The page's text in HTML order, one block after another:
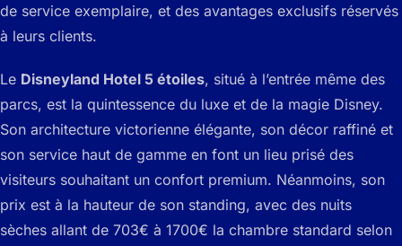
de service exemplaire, et des avantages exclusifs réservés
à leurs clients.
Le Disneyland Hotel 5 étoiles, situé à l’entrée même des
parcs, est la quintessence du luxe et de la magie Disney.
Son architecture victorienne élégante, son décor raffiné et
son service haut de gamme en font un lieu prisé des
visiteurs souhaitant un confort premium. Néanmoins, son
prix est à la hauteur de son standing, avec des nuits
sèches allant de 703€ à 1700€ la chambre standard selon